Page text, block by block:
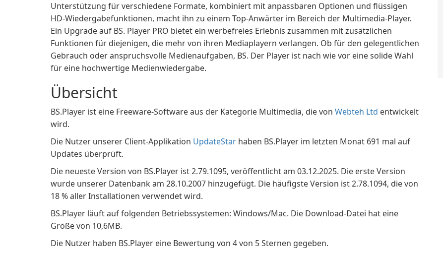
Unterstützung für verschiedene Formate, kombiniert mit anpassbaren Optionen und flüssigen
HD-Wiedergabefunktionen, macht ihn zu einem Top-Anwärter im Bereich der Multimedia-Player.
Ein Upgrade auf BS. Player PRO bietet ein werbefreies Erlebnis zusammen mit zusätzlichen
Funktionen für diejenigen, die mehr von ihren Mediaplayern verlangen. Ob für den gelegentlichen
Gebrauch oder anspruchsvolle Medienaufgaben, BS. Der Player ist nach wie vor eine solide Wahl
für eine hochwertige Medienwiedergabe.
Übersicht
BS.Player ist eine Freeware-Software aus der Kategorie Multimedia, die von Webteh Ltd entwickelt
wird.
Die Nutzer unserer Client-Applikation UpdateStar haben BS.Player im letzten Monat 691 mal auf
Updates überprüft.
Die neueste Version von BS.Player ist 2.79.1095, veröffentlicht am 03.12.2025. Die erste Version
wurde unserer Datenbank am 28.10.2007 hinzugefügt. Die häufigste Version ist 2.78.1094, die von
18 % aller Installationen verwendet wird.
BS.Player läuft auf folgenden Betriebssystemen: Windows/Mac. Die Download-Datei hat eine
Größe von 10,6MB.
Die Nutzer haben BS.Player eine Bewertung von 4 von 5 Sternen gegeben.